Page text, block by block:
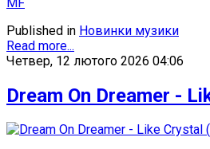
Published in Новинки музики
Read more...
Четвер, 12 лютого 2026 04:06
Dream On Dreamer -